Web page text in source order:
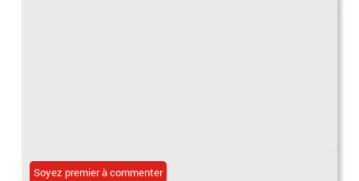
Soyez premier à commenter